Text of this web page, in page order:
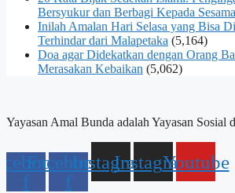
Bersyukur dan Berbagi Kepada Sesama
Inilah Amalan Hari Selasa yang Bisa
Terhindar dari Malapetaka (5,164)
Doa agar Didekatkan dengan Orang
Merasakan Kebaikan (5,062)
Yayasan Amal Bunda adalah Yayasan Sosial
f
Facebook-
f
InstagramInstagramYoutube